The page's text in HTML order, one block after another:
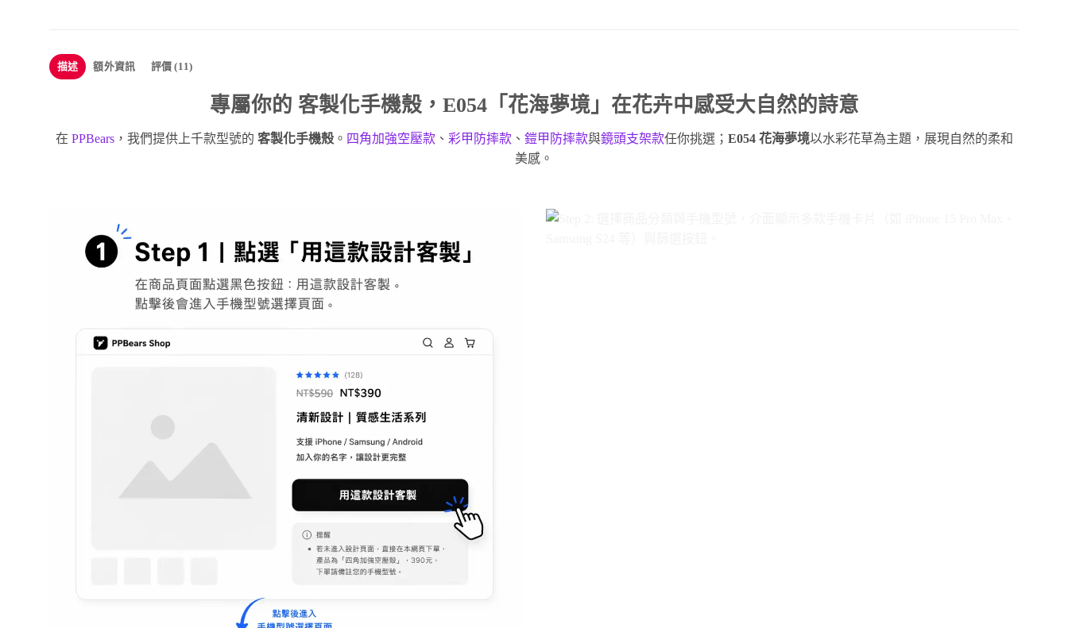
描述 額外資訊 評價 (11)
專屬你的 客製化手機殼，E054「花海夢境」在花卉中感受大自然的詩意
在 PPBears，我們提供上千款型號的 客製化手機殼。 四角加強空壓款、 彩甲防摔款、 鎧甲防摔款與鏡頭支架款任你挑選； E054 花海夢境以水彩花草為主題，展現自然的柔和
美感。